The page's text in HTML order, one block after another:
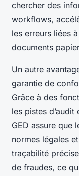
chercher des
workflows,
les erreurs liées
documents
Un autre
garantie de
Grâce à des
les pistes d’audit
GED assure que
normes légales
traçabilité
de fraudes, ce